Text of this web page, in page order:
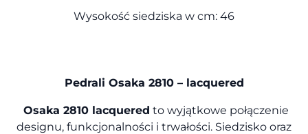
Wysokość siedziska w cm: 46
Pedrali Osaka 2810 – lacquered
Osaka 2810 lacquered to wyjątkowe połączenie
designu, funkcjonalności i trwałości. Siedzisko oraz